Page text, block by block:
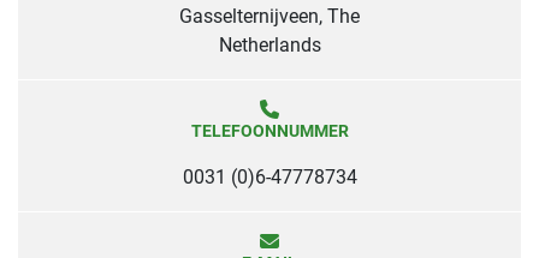
Gasselternijveen, The
Netherlands
TELEFOONNUMMER
0031 (0)6-47778734